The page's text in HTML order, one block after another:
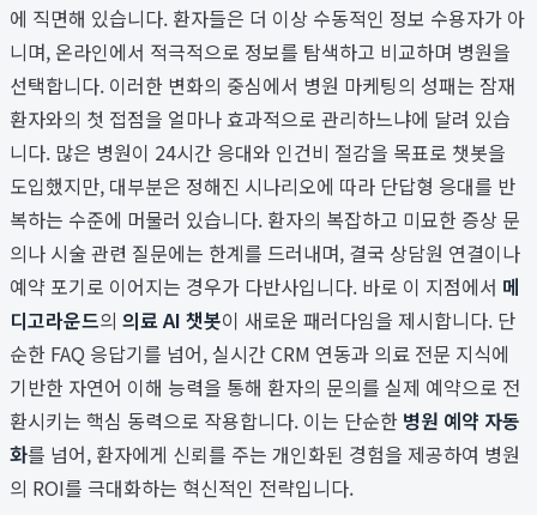
에 직면해 있습니다. 환자들은 더 이상 수동적인 정보 수용자가 아
니며, 온라인에서 적극적으로 정보를 탐색하고 비교하며 병원을
선택합니다. 이러한 변화의 중심에서 병원 마케팅의 성패는 잠재
환자와의 첫 접점을 얼마나 효과적으로 관리하느냐에 달려 있습
니다. 많은 병원이 24시간 응대와 인건비 절감을 목표로 챗봇을
도입했지만, 대부분은 정해진 시나리오에 따라 단답형 응대를 반
복하는 수준에 머물러 있습니다. 환자의 복잡하고 미묘한 증상 문
의나 시술 관련 질문에는 한계를 드러내며, 결국 상담원 연결이나
예약 포기로 이어지는 경우가 다반사입니다. 바로 이 지점에서 메
디고라운드의 의료 AI 챗봇이 새로운 패러다임을 제시합니다. 단
순한 FAQ 응답기를 넘어, 실시간 CRM 연동과 의료 전문 지식에
기반한 자연어 이해 능력을 통해 환자의 문의를 실제 예약으로 전
환시키는 핵심 동력으로 작용합니다. 이는 단순한 병원 예약 자동
화를 넘어, 환자에게 신뢰를 주는 개인화된 경험을 제공하여 병원
의 ROI를 극대화하는 혁신적인 전략입니다.